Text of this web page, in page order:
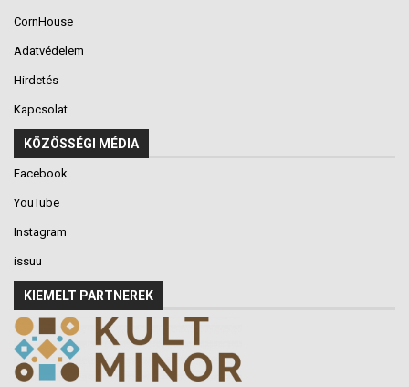
CornHouse
Adatvédelem
Hirdetés
Kapcsolat
KÖZÖSSÉGI MÉDIA
Facebook
YouTube
Instagram
issuu
KIEMELT PARTNEREK